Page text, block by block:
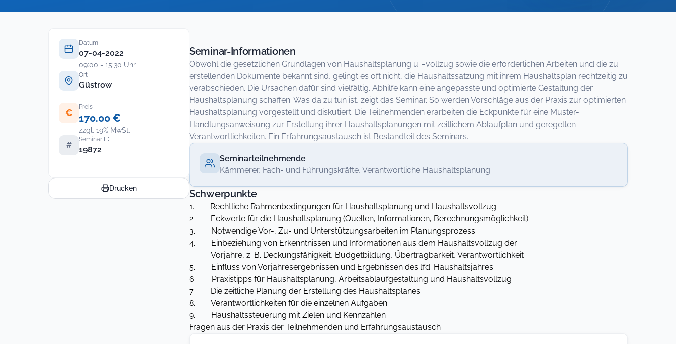
Datum
07-04-2022
09:00 - 15:30 Uhr
Ort
Güstrow
€
Preis
170.00 €
zzgl. 19% MwSt.
#
Seminar ID
19872
Drucken
Seminar-Informationen
Obwohl die gesetzlichen Grundlagen von Haushaltsplanung u. -vollzug sowie die erforderlichen Arbeiten und die zu
erstellenden Dokumente bekannt sind, gelingt es oft nicht, die Haushaltssatzung mit ihrem Haushaltsplan rechtzeitig zu
verabschieden. Die Ursachen dafür sind vielfältig. Abhilfe kann eine angepasste und optimierte Gestaltung der
Haushaltsplanung schaffen. Was da zu tun ist, zeigt das Seminar. So werden Vorschläge aus der Praxis zur optimierten
Haushaltsplanung vorgestellt und diskutiert. Die Teilnehmenden erarbeiten die Eckpunkte für eine Muster-
Handlungsanweisung zur Erstellung ihrer Haushaltsplanungen mit zeitlichem Ablaufplan und geregelten
Verantwortlichkeiten. Ein Erfahrungsaustausch ist Bestandteil des Seminars.
Seminarteilnehmende
Kämmerer, Fach- und Führungskräfte, Verantwortliche Haushaltsplanung
Schwerpunkte
1. Rechtliche Rahmenbedingungen für Haushaltsplanung und Haushaltsvollzug
2. Eckwerte für die Haushaltsplanung (Quellen, Informationen, Berechnungsmöglichkeit)
3. Notwendige Vor-, Zu- und Unterstützungsarbeiten im Planungsprozess
4. Einbeziehung von Erkenntnissen und Informationen aus dem Haushaltsvollzug der
Vorjahre, z. B. Deckungsfähigkeit, Budgetbildung, Übertragbarkeit, Verantwortlichkeit
5. Einfluss von Vorjahresergebnissen und Ergebnissen des lfd. Haushaltsjahres
6. Praxistipps für Haushaltsplanung, Arbeitsablaufgestaltung und Haushaltsvollzug
7. Die zeitliche Planung der Erstellung des Haushaltsplanes
8. Verantwortlichkeiten für die einzelnen Aufgaben
9. Haushaltssteuerung mit Zielen und Kennzahlen
Fragen aus der Praxis der Teilnehmenden und Erfahrungsaustausch